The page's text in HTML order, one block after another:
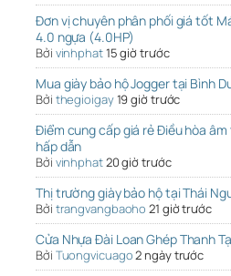
Đơn vị chuyên phân phối giá tốt
4.0 ngựa (4.0HP)
Bởi vinhphat15 giờ trước
Mua giày bảo hộ Jogger tại Bình
Bởi thegioigay19 giờ trước
Điểm cung cấp giá rẻ Điều hòa
hấp dẫn
Bởi vinhphat20 giờ trước
Thị trường giày bảo hộ tại Thái
Bởi trangvangbaoho 21 giờ trước
Cửa Nhựa Đài Loan Ghép Thanh
Bởi Tuongvicuago2 ngày trước